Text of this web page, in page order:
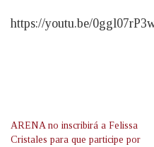
https://youtu.be/
ARENA no inscribirá a Felissa
Cristales para que participe por